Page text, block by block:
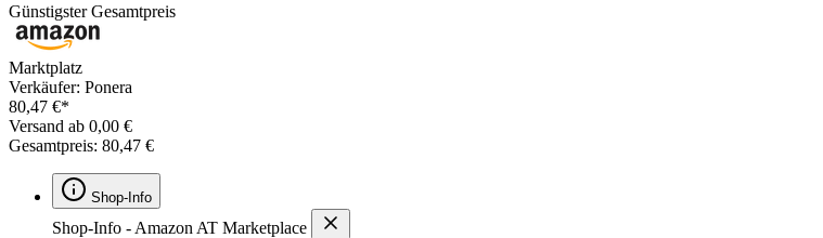
Günstigster Gesamtpreis
Marktplatz
Verkäufer: Ponera
80,47 €*
Versand ab 0,00 €
Gesamtpreis: 80,47 €
Shop-Info
Shop-Info - Amazon AT Marketplace